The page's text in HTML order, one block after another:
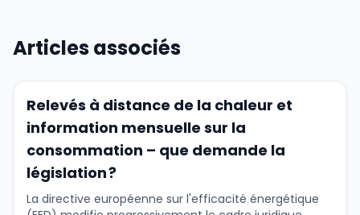
Articles associés
Relevés à distance de la chaleur et
information mensuelle sur la
consommation – que demande la
législation ?
La directive européenne sur l'efficacité énergétique